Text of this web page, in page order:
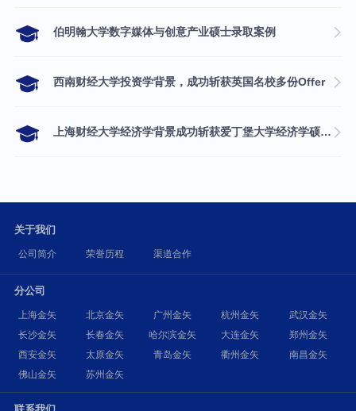
伯明翰大学数字媒体与创意产业硕士录取案例
西南财经大学投资学背景，成功斩获英国名校多份Offer
上海财经大学经济学背景成功斩获爱丁堡大学经济学硕士录取
关于我们
公司简介 荣誉历程 渠道合作
分公司
上海金矢 北京金矢 广州金矢 杭州金矢
武汉金矢
长沙金矢
长春金矢 哈尔滨金矢 大连金矢
郑州金矢
西安金矢
太原金矢 青岛金矢 衢州金矢
南昌金矢
佛山金矢
苏州金矢